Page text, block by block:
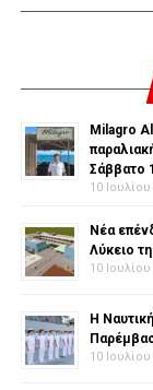
Milagro
Σάββατο
10
Νέα
Λύκειο
10
Η
10